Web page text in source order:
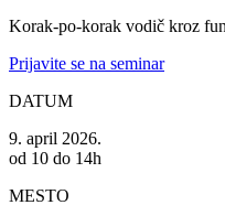
Korak-po-korak vodič kroz
Prijavite se na seminar
DATUM
9. april 2026.
od 10 do 14h
MESTO